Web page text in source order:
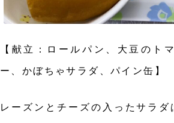
【献立：ロールパン、大豆のト
ー、かぼちゃサラダ、パイン缶】
レーズンとチーズの入ったサラ